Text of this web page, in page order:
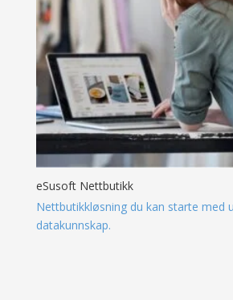
eSusoft Nettbutikk
Nettbutikkløsning du kan starte med
datakunnskap.